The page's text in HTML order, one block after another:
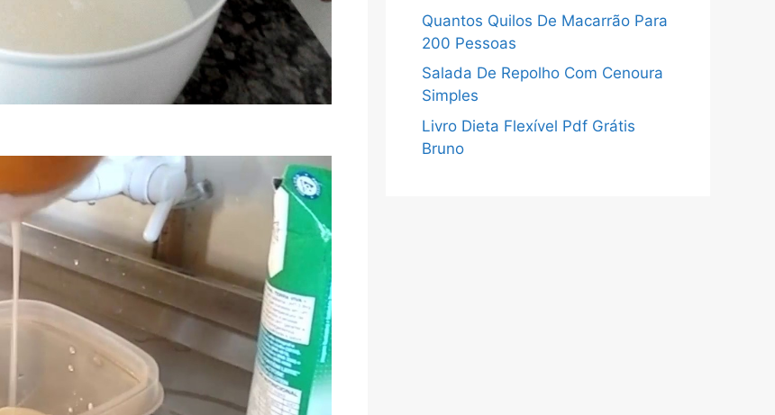
Quantos Quilos De Macarrão Para
200 Pessoas
Salada De Repolho Com Cenoura
Simples
Livro Dieta Flexível Pdf Grátis
Bruno